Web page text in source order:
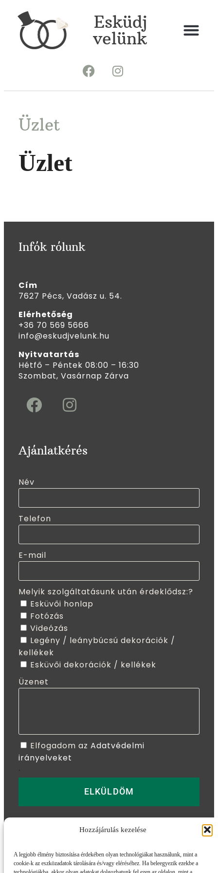
Hozzájárulás kezelése
A legjobb élmény biztosítása érdekében olyan technológiákat használunk, mint a
cookie-k az eszközadatok tárolására és/vagy eléréséhez. Ha beleegyezik ezekbe a
Esküdj
velünk
Üzlet
Üzlet
Infók rólunk
Cím
7627 Pécs, Vadász u. 54.
Elérhetőség
+36 70 569 5666
info@eskudjvelunk.hu
Nyitvatartás
Hétfő – Péntek 08:00 – 16:30
Szombat, Vasárnap Zárva
Ajánlatkérés
Név
Telefon
E-mail
Melyik szolgáltatásunk után érdeklődsz:?
Esküvői honlap
Fotózás
Videózás
Legény / leánybúcsú dekorációk /
kellékek
Esküvői dekorációk / kellékek
Üzenet
Elfogadom az Adatvédelmi
irányelveket
ELKÜLDÖM
További információk
Adatvédelmi tájékozatóImpresszum ÁSZF